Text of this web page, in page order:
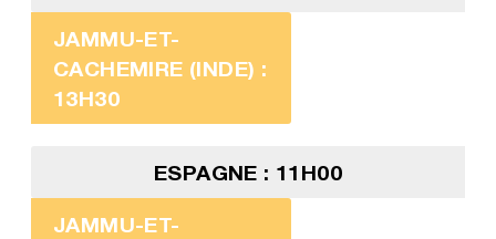
JAMMU-ET-
CACHEMIRE (INDE) :
13H30
ESPAGNE : 11H00
JAMMU-ET-